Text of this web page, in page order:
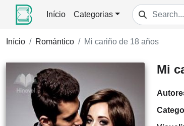
Início Categorias
Início Romántico Mi cariño de 18 años
Mi